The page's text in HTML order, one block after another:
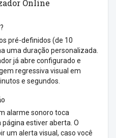
Online
pré-definidos (de 10
uma duração personalizada.
já abre configurado e
regressiva visual em
e segundos.
alarme sonoro toca
estiver aberta. O
um alerta visual, caso você